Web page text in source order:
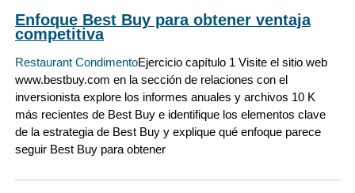
Enfoque Best Buy para obtener ventaja
competitiva
Restaurant CondimentoEjercicio capítulo 1 Visite el sitio web
www.bestbuy.com en la sección de relaciones con el
inversionista explore los informes anuales y archivos 10 K
más recientes de Best Buy e identifique los elementos clave
de la estrategia de Best Buy y explique qué enfoque parece
seguir Best Buy para obtener